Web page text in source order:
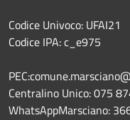
Codice Univoco: UFAI21
Codice IPA: c_e975
Centralino Unico: 075
WhatsAppMarsciano: